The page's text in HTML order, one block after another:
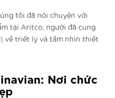
tôi đã nói chuyện với
tại Aritco, người đã cung
về triết lý và tầm nhìn thiết
Nơi chức